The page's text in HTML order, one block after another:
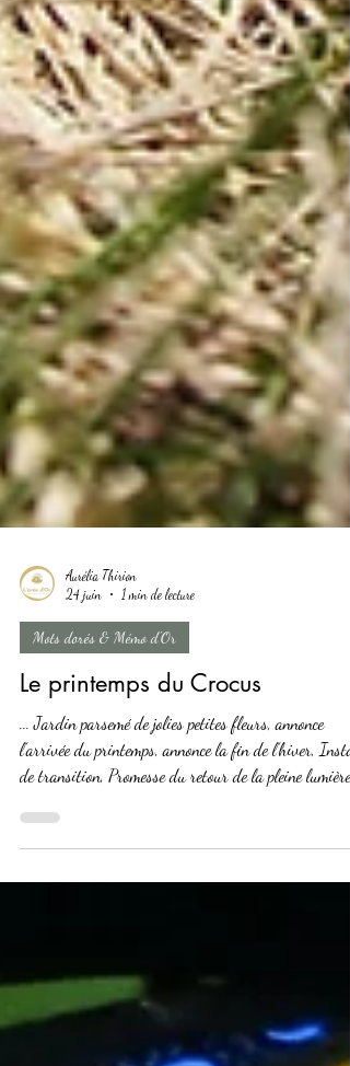
Aurélia Thirion
24 juin
1 min de lecture
Mots dorés & Mémo d'Or
Le printemps du Crocus
... Jardin parsemé de jolies petites fleurs, annonce
de transition, Promesse du retour de la pleine lumière
des nuits étoilées. Courageuse et parmi les premières à